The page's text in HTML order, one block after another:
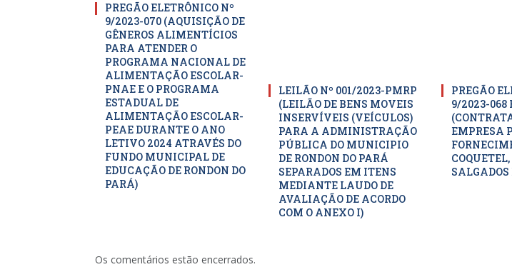
PREGÃO ELETRÔNICO Nº
9/2023-070 (AQUISIÇÃO DE
GÊNEROS ALIMENTÍCIOS
PARA ATENDER O
PROGRAMA NACIONAL DE
ALIMENTAÇÃO ESCOLAR-
PNAE E O PROGRAMA
ESTADUAL DE
ALIMENTAÇÃO ESCOLAR-
PEAE DURANTE O ANO
LETIVO 2024 ATRAVÉS DO
FUNDO MUNICIPAL DE
EDUCAÇÃO DE RONDON DO
PARÁ)
LEILÃO Nº 001/2023-PMRP
(LEILÃO DE BENS MOVEIS
INSERVÍVEIS (VEÍCULOS)
PARA A ADMINISTRAÇÃO
PÚBLICA DO MUNICIPIO
DE RONDON DO PARÁ
SEPARADOS EM ITENS
MEDIANTE LAUDO DE
AVALIAÇÃO DE ACORDO
COM O ANEXO I)
PREGÃO
9/2023-068
EMPRESA
Os comentários estão encerrados.